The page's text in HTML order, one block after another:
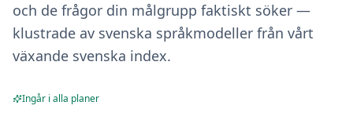
och de frågor din målgrupp faktiskt söker —
klustrade av svenska språkmodeller från vårt
växande svenska index.
Ingår i alla planer